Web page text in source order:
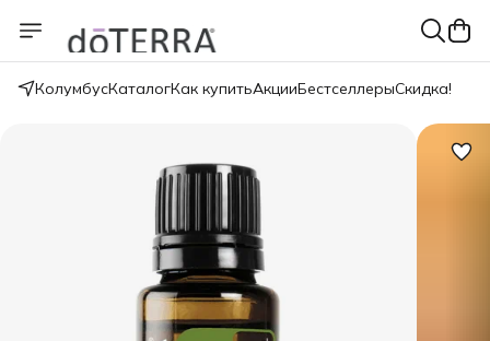
КолумбусКаталогКак купитьАкцииБестселлерыСкидка!